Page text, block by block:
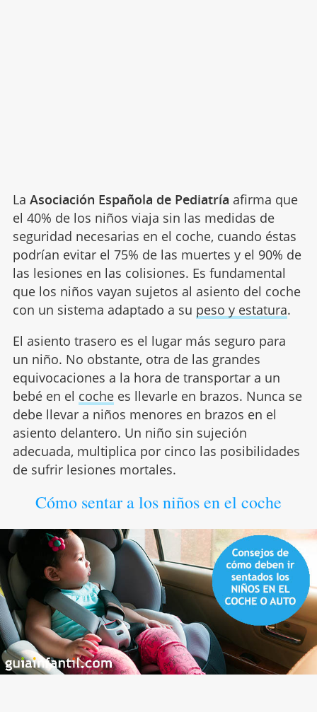
La Asociación Española de Pediatría afirma que
el 40% de los niños viaja sin las medidas de
seguridad necesarias en el coche, cuando éstas
podrían evitar el 75% de las muertes y el 90% de
las lesiones en las colisiones. Es fundamental
que los niños vayan sujetos al asiento del coche
con un sistema adaptado a su peso y estatura.
El asiento trasero es el lugar más seguro para
un niño. No obstante, otra de las grandes
equivocaciones a la hora de transportar a un
bebé en el cochees llevarle en brazos. Nunca se
debe llevar a niños menores en brazos en el
asiento delantero. Un niño sin sujeción
adecuada, multiplica por cinco las posibilidades
de sufrir lesiones mortales.
Cómo sentar a los niños en el coche